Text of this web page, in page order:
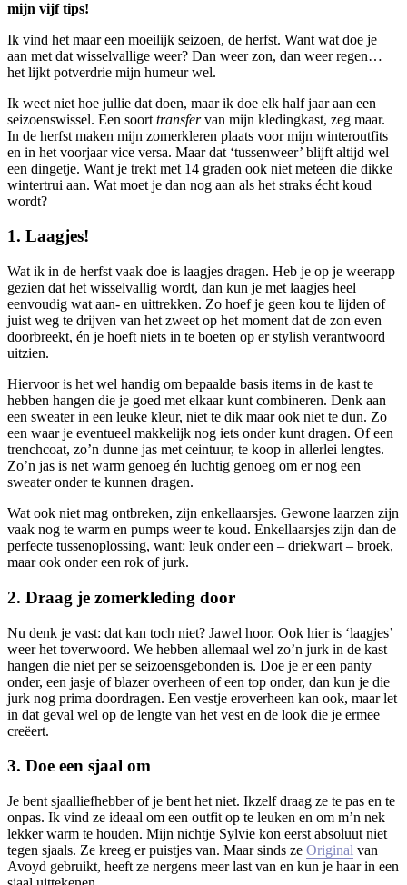
mijn vijf tips!
Ik vind het maar een moeilijk seizoen, de herfst. Want wat doe je
aan met dat wisselvallige weer? Dan weer zon, dan weer regen…
het lijkt potverdrie mijn humeur wel.
Ik weet niet hoe jullie dat doen, maar ik doe elk half jaar aan een
seizoenswissel. Een soort transfervan mijn kledingkast, zeg maar.
In de herfst maken mijn zomerkleren plaats voor mijn winteroutfits
en in het voorjaar vice versa. Maar dat ‘tussenweer’ blijft altijd wel
een dingetje. Want je trekt met 14 graden ook niet meteen die dikke
wintertrui aan. Wat moet je dan nog aan als het straks écht koud
wordt?
1. Laagjes!
Wat ik in de herfst vaak doe is laagjes dragen. Heb je op je weerapp
gezien dat het wisselvallig wordt, dan kun je met laagjes heel
eenvoudig wat aan- en uittrekken. Zo hoef je geen kou te lijden of
juist weg te drijven van het zweet op het moment dat de zon even
doorbreekt, én je hoeft niets in te boeten op er stylish verantwoord
uitzien.
Hiervoor is het wel handig om bepaalde basis items in de kast te
hebben hangen die je goed met elkaar kunt combineren. Denk aan
een sweater in een leuke kleur, niet te dik maar ook niet te dun. Zo
een waar je eventueel makkelijk nog iets onder kunt dragen. Of een
trenchcoat, zo’n dunne jas met ceintuur, te koop in allerlei lengtes.
Zo’n jas is net warm genoeg én luchtig genoeg om er nog een
sweater onder te kunnen dragen.
Wat ook niet mag ontbreken, zijn enkellaarsjes. Gewone laarzen zijn
vaak nog te warm en pumps weer te koud. Enkellaarsjes zijn dan de
perfecte tussenoplossing, want: leuk onder een – driekwart – broek,
maar ook onder een rok of jurk.
2. Draag je zomerkleding door
Nu denk je vast: dat kan toch niet? Jawel hoor. Ook hier is ‘laagjes’
weer het toverwoord. We hebben allemaal wel zo’n jurk in de kast
hangen die niet per se seizoensgebonden is. Doe je er een panty
onder, een jasje of blazer overheen of een top onder, dan kun je die
jurk nog prima doordragen. Een vestje eroverheen kan ook, maar let
in dat geval wel op de lengte van het vest en de look die je ermee
creëert.
3. Doe een sjaal om
Je bent sjaalliefhebber of je bent het niet. Ikzelf draag ze te pas en te
onpas. Ik vind ze ideaal om een outfit op te leuken en om m’n nek
lekker warm te houden. Mijn nichtje Sylvie kon eerst absoluut niet
tegen sjaals. Ze kreeg er puistjes van. Maar sinds ze Original van
Avoyd gebruikt, heeft ze nergens meer last van en kun je haar in een